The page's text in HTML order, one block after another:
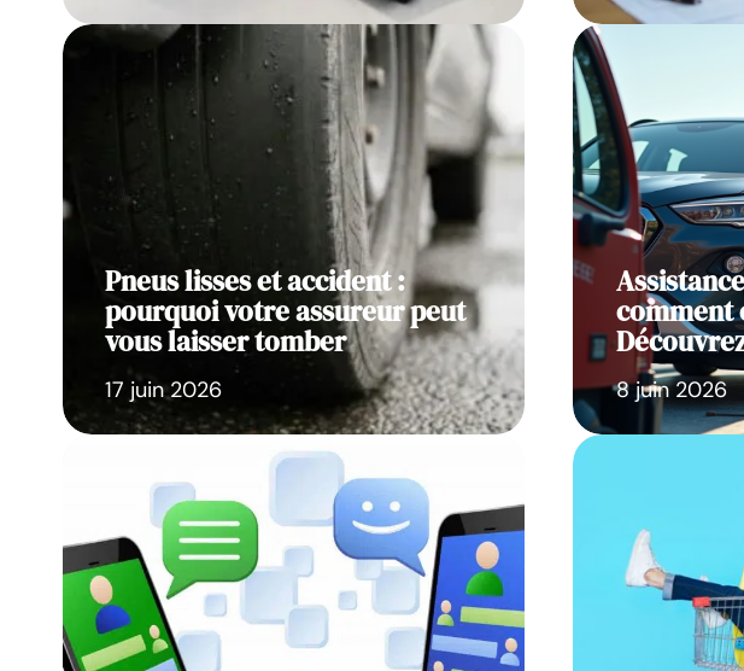
Pneus lisses et accident :
pourquoi votre assureur peut
vous laisser tomber
17 juin 2026
comment
8 juin 2026